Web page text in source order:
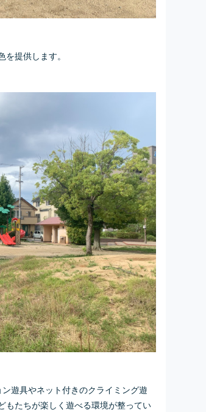
提供します。
遊具やネット付きのクライミング遊
もたちが楽しく遊べる環境が整ってい